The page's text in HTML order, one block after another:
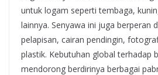
untuk logam seperti tembaga,
lainnya. Senyawa ini juga berperan
pelapisan, cairan pendingin,
plastik. Kebutuhan global terhadap
mendorong berdirinya berbagai